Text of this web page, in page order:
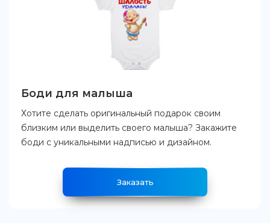
Боди для малыша
Хотите сделать оригинальный подарок своим
близким или выделить своего малыша? Закажите
боди с уникальными надписью и дизайном.
Заказать